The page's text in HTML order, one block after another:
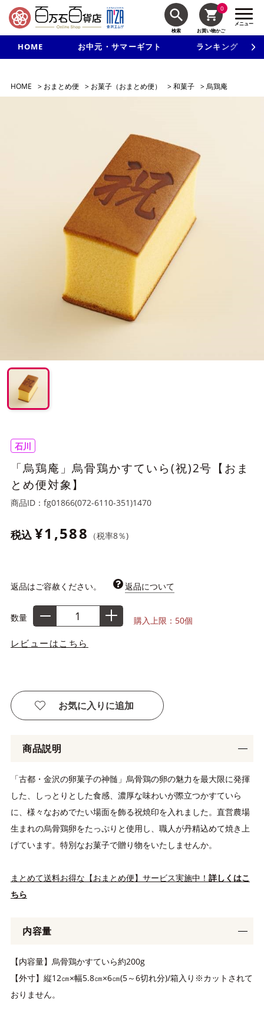
検索
0
お買い物かご
メニュー
HOME お中元・サマーギフト ランキング
新規入会で3千円以上で使える500円クーポンを進呈！
HOME > おまとめ便 > お菓子（おまとめ便） >和菓子 >烏鶏庵
石川
「烏鶏庵」烏骨鶏かすていら(祝)2号【おま
とめ便対象】
商品ID： fg01866(072-6110-351)1470
税込 ¥1,588 （税率8％)
返品はご容赦ください。 返品について
数量 購入上限：50個
レビューはこちら
お気に入りに追加
商品説明
「古都・金沢の卵菓子の神髄」烏骨鶏の卵の魅力を最大限に発揮
した、しっとりとした食感、濃厚な味わいが際立つかすていら
に、様々なおめでたい場面を飾る祝焼印を入れました。直営農場
生まれの烏骨鶏卵をたっぷりと使用し、職人が丹精込めて焼き上
げています。特別なお菓子で贈り物をいたしませんか。
まとめて送料お得な【おまとめ便】サービス実施中！ 詳しくはこ
ちら
内容量
【内容量】烏骨鶏かすていら約200g
【外寸】縦12㎝×幅5.8㎝×6㎝(5～6切れ分)/箱入り※カットされて
おりません。